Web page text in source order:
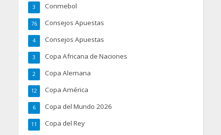
Conmebol
3
Consejos Apuestas
76
Consejos Apuestas
4
Copa Africana de Naciones
3
Copa Alemana
2
Copa América
12
Copa del Mundo 2026
6
Copa del Rey
11